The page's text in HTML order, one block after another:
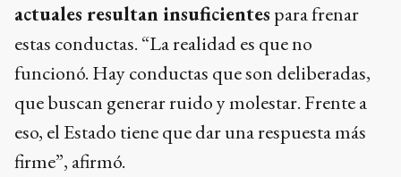
actuales resultan insuficientes para frenar
estas conductas. “La realidad es que no
funcionó. Hay conductas que son deliberadas,
que buscan generar ruido y molestar. Frente a
eso, el Estado tiene que dar una respuesta más
firme”, afirmó.